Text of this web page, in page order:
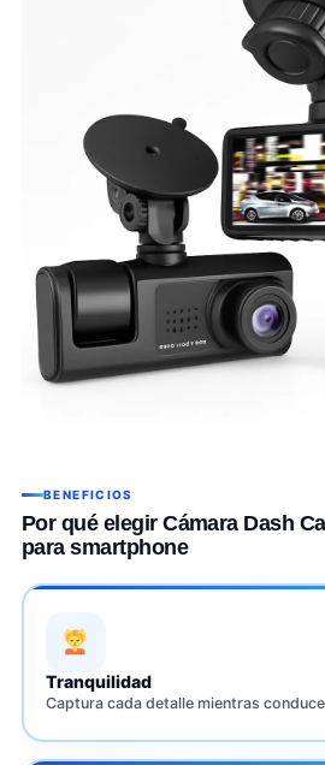
BENEFICIOS
Por qué elegir Cámara Dash
para smartphone
Tranquilidad
Captura cada detalle mientras